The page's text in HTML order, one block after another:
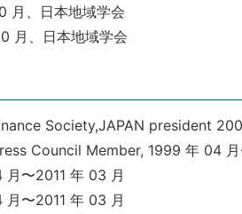
月、日本地域学会
月、日本地域学会
Society,JAPAN president
Council Member, 1999 年 04 月
〜2011 年 03 月
〜2011 年 03 月